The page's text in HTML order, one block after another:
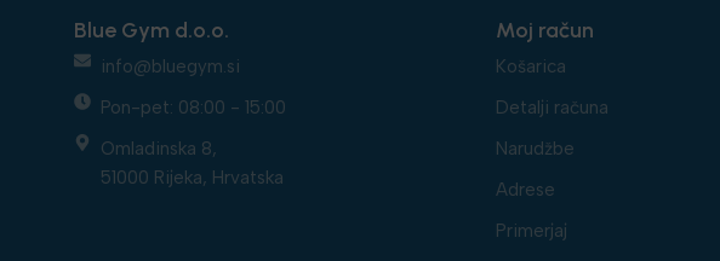
Blue Gym d.o.o.
info@bluegym.si
Pon-pet: 08:00 - 15:00
Omladinska 8,
51000 Rijeka, Hrvatska
Moj račun
Košarica
Detalji računa
Narudžbe
Adrese
Primerjaj